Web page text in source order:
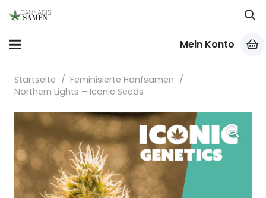
Mein Konto
Startseite / Feminisierte Hanfsamen /
Northern Lights – Iconic Seeds